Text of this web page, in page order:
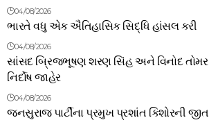
04/08/2026
ભારતે વધુ એક ઐતિહાસિક સિદ્ધિ હાંસલ કરી
04/08/2026
સાંસદ બ્રિજભૂષણ શરણ સિંહ અને વિનોદ તોમર
નિર્દોષ જાહેર
04/08/2026
જનસુરાજ પાર્ટીના પ્રમુખ પ્રશાંત કિશોરની જીત